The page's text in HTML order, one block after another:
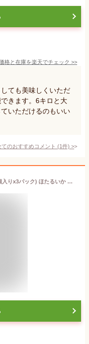
格と在庫を楽天でチェック >>
ても美味しくいただ
きます。6キロと大
いただけるのもいい
てのおすすめコメント (1件) >
食の達人 生ホタルイカ 生食用60個(20個入りx3パック) ほたるいか 蛍烏賊 珍味 刺身 お取り寄せグルメ 食品 ギフト 海鮮工